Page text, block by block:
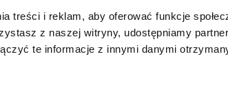
treści i reklam, aby oferować funkcje
z naszej witryny, udostępniamy
te informacje z innymi danymi